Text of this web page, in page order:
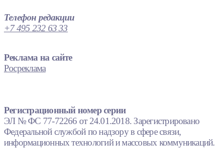
Телефон редакции
+7 495 232 63 33
Реклама на сайте
Росреклама
Регистрационный номер серии
ЭЛ № ФС 77-72266 от 24.01.2018. Зарегистрировано
Федеральной службой по надзору в сфере связи,
информационных технологий и массовых коммуникаций.